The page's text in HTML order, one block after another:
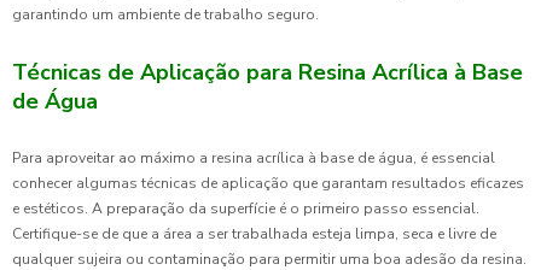
garantindo um ambiente de trabalho seguro.
Técnicas de Aplicação para Resina Acrílica à Base
de Água
Para aproveitar ao máximo a resina acrílica à base de água, é essencial
conhecer algumas técnicas de aplicação que garantam resultados eficazes
e estéticos. A preparação da superfície é o primeiro passo essencial.
Certifique-se de que a área a ser trabalhada esteja limpa, seca e livre de
qualquer sujeira ou contaminação para permitir uma boa adesão da resina.